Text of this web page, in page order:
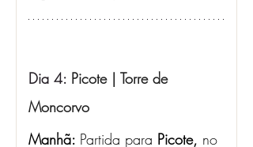
Dia 4: Picote | Torre de
Moncorvo
Manhã: Partida para Picote, no